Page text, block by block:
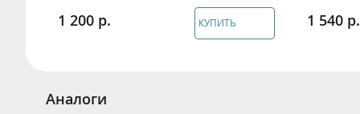
1 200 КУПИТЬ 1 540
Аналоги